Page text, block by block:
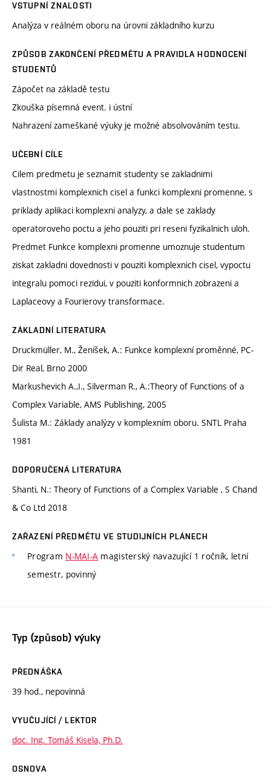
VSTUPNÍ ZNALOSTI
Analýza v reálném oboru na úrovni základního kurzu
ZPŮSOB ZAKONČENÍ PŘEDMĚTU A PRAVIDLA HODNOCENÍ
STUDENTŮ
Zápočet na základě testu
Zkouška písemná event. i ústní
Nahrazení zameškané výuky je možné absolvováním testu.
UČEBNÍ CÍLE
Cilem predmetu je seznamit studenty se zakladnimi
vlastnostmi komplexnich cisel a funkci komplexni promenne, s
priklady aplikaci komplexni analyzy, a dale se zaklady
operatoroveho poctu a jeho pouziti pri reseni fyzikalnich uloh.
Predmet Funkce komplexni promenne umoznuje studentum
ziskat zakladni dovednosti v pouziti komplexnich cisel, vypoctu
integralu pomoci rezidui, v pouziti konformnich zobrazeni a
Laplaceovy a Fourierovy transformace.
ZÁKLADNÍ LITERATURA
Druckmüller, M., Ženíšek, A.: Funkce komplexní proměnné, PC-
Dir Real, Brno 2000
Markushevich A.,I., Silverman R., A.:Theory of Functions of a
Complex Variable, AMS Publishing, 2005
Šulista M.: Základy analýzy v komplexním oboru. SNTL Praha
1981
DOPORUČENÁ LITERATURA
Shanti, N.: Theory of Functions of a Complex Variable , S Chand
& Co Ltd 2018
ZAŘAZENÍ PŘEDMĚTU VE STUDIJNÍCH PLÁNECH
Program N-MAI-A magisterský navazující 1 ročník, letní
semestr, povinný
Typ (způsob) výuky
PŘEDNÁŠKA
39 hod., nepovinná
VYUČUJÍCÍ / LEKTOR
doc. Ing. Tomáš Kisela, Ph.D.
OSNOVA